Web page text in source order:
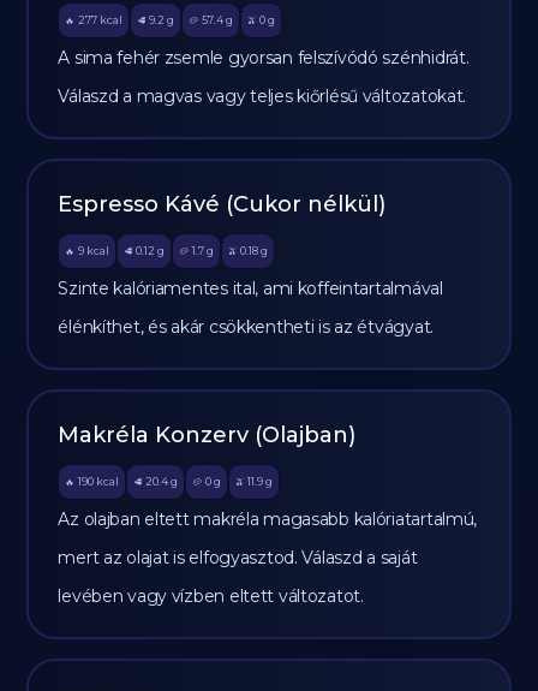
🔥 277 kcal 🥩 9.2 g 🥔 57.4g 🫒 0 g
A sima fehér zsemle gyorsan felszívódó szénhidrát.
Válaszd a magvas vagy teljes kiőrlésű változatokat.
Espresso Kávé (Cukor nélkül)
🔥 9 kcal 🥩 0.12 g 🥔 1.7g 🫒 0.18 g
Szinte kalóriamentes ital, ami koffeintartalmával
élénkíthet, és akár csökkentheti is az étvágyat.
Makréla Konzerv (Olajban)
🔥 190 kcal 🥩 20.4 g 🥔 0g 🫒 11.9 g
Az olajban eltett makréla magasabb kalóriatartalmú,
mert az olajat is elfogyasztod. Válaszd a saját
levében vagy vízben eltett változatot.